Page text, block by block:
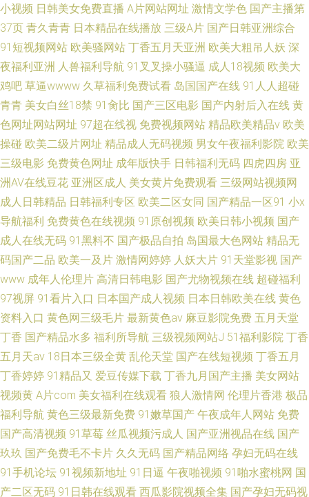
小视频 日韩美女免费直播 A片网站网址 激情文学色 国产主播第
37页 青久青青 日本精品在线播放 三级A片 国产日韩亚洲综合
91短视频网站 欧美骚网站 丁香五月天亚洲 欧美大粗吊人妖 深
夜福利亚洲 人兽福利导航 91叉叉操小骚逼 成人18视频 欧美大
鸡吧 草逼wwww 久草福利免费试看 岛国国产在线 91人人超碰
青青 美女白丝18禁 91肏比 国产三区电影 国产内射后入在线 黄
色网址网站网址 97超在线视 免费视频网站 精品欧美精品v 欧美
操碰 欧美二级片网址 精品成人无码视频 男女午夜福利影院 欧美
三级电影 免费黄色网址 成年版快手 日韩福利无码 四虎四房 亚
洲AV在线豆花 亚洲区成人 美女黄片免费观看 三级网站视频网
成人日韩精品 日韩福利专区 欧美二区女同 国产精品一区91 小x
导航福利 免费黄色在线视频 91原创视频 欧美日韩小视频 国产
成人在线无码 91黑料不 国产极品自拍 岛国最大色网站 精品无
码国产二品 欧美一及片 激情网婷婷 人妖大片 91天堂影视 国产
www 成年人伦理片 高清日韩电影 国产尤物视频在线 超碰福利
97视屏 91看片入口 日本国产成人视频 日本日韩欧美在线 黄色
资料入口 黄色网三级毛片 最新黄色av 麻豆影院免费 五月天堂
丁香 国产精品水多 福利所导航 三级视频网站J 51福利影院 丁香
五月天av 18日本三级全黄 乱伦天堂 国产在线短视频 丁香五月
丁香婷婷 91精品又 爱豆传媒下载 丁香九月国产主播 美女网站
视频黄 A片com 美女福利在线观看 狼人激情网 伦理片香港 极品
福利导航 黄色三级最新免费 91嫩草国产 午夜成年人网站 免费
国产高清视频 91草莓 丝瓜视频污成人 国产亚洲视品在线 国产
玖玖 国产免费毛不卡片 久久无码 国产精品网络 孕妇无码在线
91手机论坛 91视频新地址 91日逼 午夜啪视频 91啪水蜜桃网 国
产二区无码 91日韩在线观看 西瓜影院视频全集 国产孕妇无码视